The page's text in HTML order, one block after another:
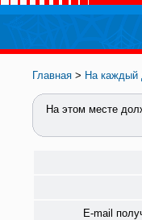
Главная > На каждый
На этом месте
E-mail